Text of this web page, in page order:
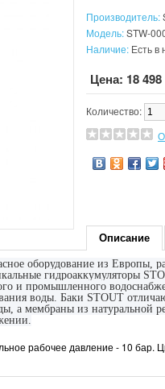
Производитель:
Модель:STW-
Наличие: Есть в
Цена: 18
Количество:
Описание
оборудование из Европы,
гидроаккумуляторы
и промышленного
воды. Баки STOUT
а мембраны из натуральной
рабочее давление - 10 бар.